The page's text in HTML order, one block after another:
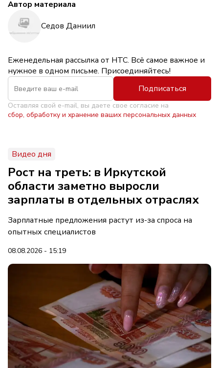
Автор материала
Седов Даниил
Еженедельная рассылка от НТС. Всё самое важное и
нужное в одном письме. Присоединяйтесь!
Подписаться
Оставляя свой e-mail, вы даете свое согласие на
сбор, обработку и хранение ваших персональных данных
Видео дня
Рост на треть: в Иркутской
области заметно выросли
зарплаты в отдельных отраслях
Зарплатные предложения растут из-за спроса на
опытных специалистов
08.08.2026 - 15:19